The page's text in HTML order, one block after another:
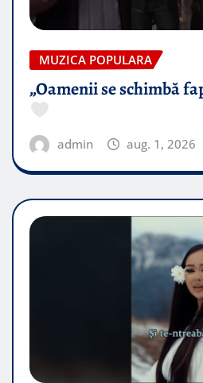
MUZICA POPULARA
„Oamenii se schimbă
admin aug. 1, 2026